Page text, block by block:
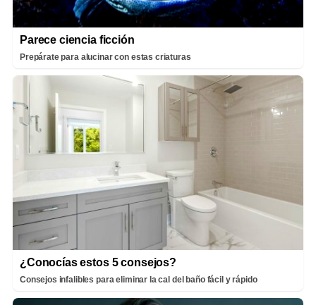
Parece ciencia ficción
Prepárate para alucinar con estas criaturas
¿Conocías estos 5 consejos?
Consejos infalibles para eliminar la cal del baño fácil y rápido